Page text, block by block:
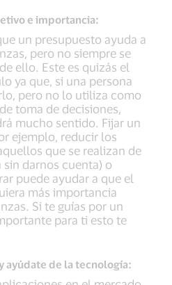
e importancia:
un presupuesto ayuda a
pero no siempre se
ello. Este es quizás el
ya que, si una persona
pero no lo utiliza como
toma de decisiones,
mucho sentido. Fijar un
ejemplo, reducir los
que se realizan de
darnos cuenta) o
puede ayudar a que el
más importancia
Si te guías por un
para ti esto te
ayúdate de la tecnología: